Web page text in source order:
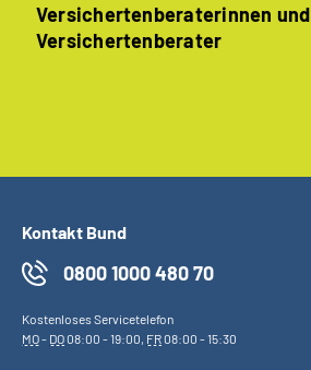
Versichertenberaterinnen und
Versichertenberater
Kontakt Bund
0800 1000 480 70
Kostenloses Servicetelefon
MO- DO08:00 - 19:00, FR08:00 - 15:30